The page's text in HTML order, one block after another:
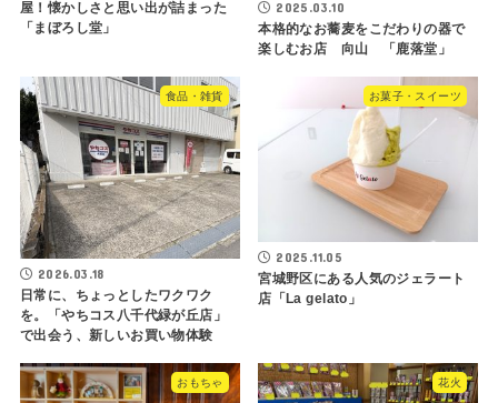
屋！懐かしさと思い出が詰まった
「まぼろし堂」
2025.03.10
本格的なお蕎麦をこだわりの器で
楽しむお店 向山 「鹿落堂」
食品・雑貨
2026.03.18
日常に、ちょっとしたワクワク
を。「やちコス八千代緑が丘店」
で出会う、新しいお買い物体験
お菓子・スイーツ
2025.11.05
宮城野区にある人気のジェラート
店「La gelato」
おもちゃ 花火